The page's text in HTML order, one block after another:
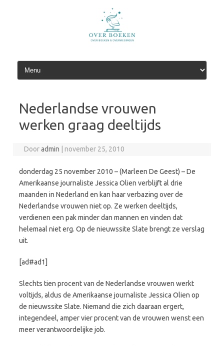
Nederlandse vrouwen
werken graag deeltijds
Dooradmin november 25, 2010
donderdag 25 november 2010 – (Marleen De Geest) – De
Amerikaanse journaliste Jessica Olien verblijft al drie
maanden in Nederland en kan haar verbazing over de
Nederlandse vrouwen niet op. Ze werken deeltijds,
verdienen een pak minder dan mannen en vinden dat
helemaal niet erg. Op de nieuwssite Slate brengt ze verslag
uit.
[ad#ad1]
Slechts tien procent van de Nederlandse vrouwen werkt
voltijds, aldus de Amerikaanse journaliste Jessica Olien op
de nieuwssite Slate. Niemand die zich daaraan ergert,
integendeel, amper vier procent van de vrouwen wenst een
meer verantwoordelijke job.